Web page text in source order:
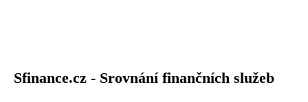
Sfinance.cz - Srovnání finančních služeb